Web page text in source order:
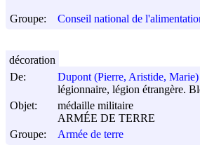
Groupe: Conseil national de
De:
Dupont (Pierre, Aristide, Marie)
légionnaire, légion étrangère.
Objet:
médaille militaire
ARMÉE DE TERRE
Groupe:
Armée de terre
décoration